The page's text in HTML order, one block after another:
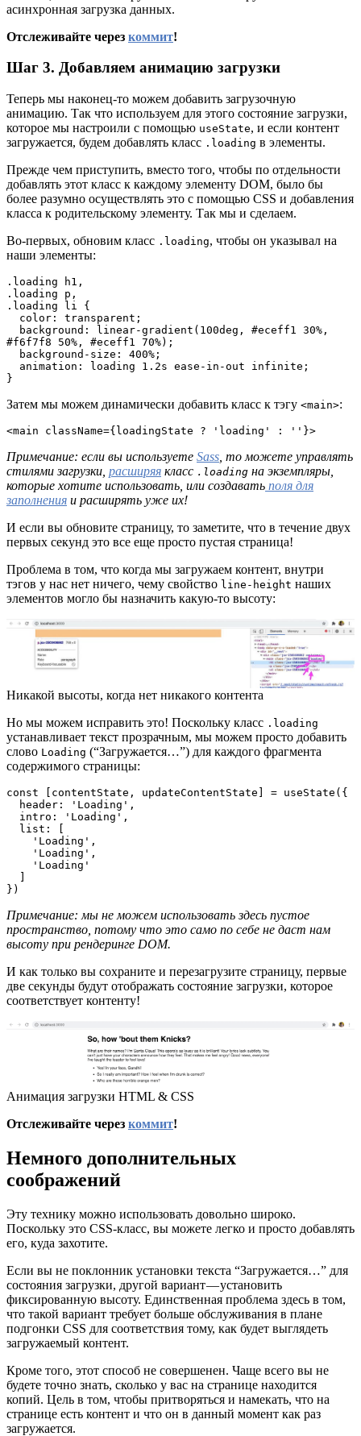
асинхронная загрузка данных.
Отслеживайте через коммит!
Шаг 3. Добавляем анимацию загрузки
Теперь мы наконец-то можем добавить загрузочную
анимацию. Так что используем для этого состояние загрузки,
которое мы настроили с помощью useState, и если контент
загружается, будем добавлять класс .loading в элементы.
Прежде чем приступить, вместо того, чтобы по отдельности
добавлять этот класс к каждому элементу DOM, было бы
более разумно осуществлять это с помощью CSS и добавления
класса к родительскому элементу. Так мы и сделаем.
Во-первых, обновим класс .loading, чтобы он указывал на
наши элементы:
.loading h1,
.loading p,
.loading li {
#f6f7f8 50%, #eceff1 70%);
}
Затем мы можем динамически добавить класс к тэгу <main>:
<main className={loadingState ? 'loading' : ''}>
Примечание: если вы используете Sass , то можете управлять
стилями загрузки, расширяя класс .loading на экземпляры,
которые хотите использовать, или создавать поля для
заполнения и расширять уже их!
И если вы обновите страницу, то заметите, что в течение двух
первых секунд это все еще просто пустая страница!
Проблема в том, что когда мы загружаем контент, внутри
тэгов у нас нет ничего, чему свойство line-height наших
элементов могло бы назначить какую-то высоту:
Никакой высоты, когда нет никакого контента
Но мы можем исправить это! Поскольку класс .loading
устанавливает текст прозрачным, мы можем просто добавить
слово Loading (“Загружается…”) для каждого фрагмента
содержимого страницы:
const [contentState, updateContentState] = useState({
})
Примечание: мы не можем использовать здесь пустое
пространство, потому что это само по себе не даст нам
высоту при рендеринге DOM.
И как только вы сохраните и перезагрузите страницу, первые
две секунды будут отображать состояние загрузки, которое
соответствует контенту!
Анимация загрузки HTML & CSS
Отслеживайте через коммит!
Немного дополнительных
соображений
Эту технику можно использовать довольно широко.
Поскольку это CSS-класс, вы можете легко и просто добавлять
его, куда захотите.
Если вы не поклонник установки текста “Загружается…” для
состояния загрузки, другой вариант — установить
фиксированную высоту. Единственная проблема здесь в том,
что такой вариант требует больше обслуживания в плане
подгонки CSS для соответствия тому, как будет выглядеть
загружаемый контент.
Кроме того, этот способ не совершенен. Чаще всего вы не
будете точно знать, сколько у вас на странице находится
копий. Цель в том, чтобы притворяться и намекать, что на
странице есть контент и что он в данный момент как раз
загружается.